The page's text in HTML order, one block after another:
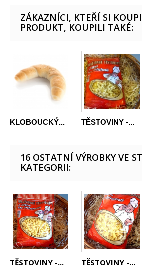
ZÁKAZNÍCI, KTEŘÍ SI
PRODUKT, KOUPILI TAKÉ:
KLOBOUCKÝ... TĚSTOVINY -...
16 OSTATNÍ VÝROBKY VE
KATEGORII:
TĚSTOVINY -... TĚSTOVINY -...